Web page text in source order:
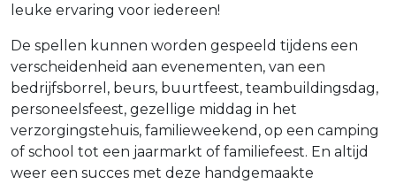
leuke ervaring voor iedereen!
De spellen kunnen worden gespeeld tijdens een
verscheidenheid aan evenementen, van een
bedrijfsborrel, beurs, buurtfeest, teambuildingsdag,
personeelsfeest, gezellige middag in het
verzorgingstehuis, familieweekend, op een camping
of school tot een jaarmarkt of familiefeest. En altijd
weer een succes met deze handgemaakte